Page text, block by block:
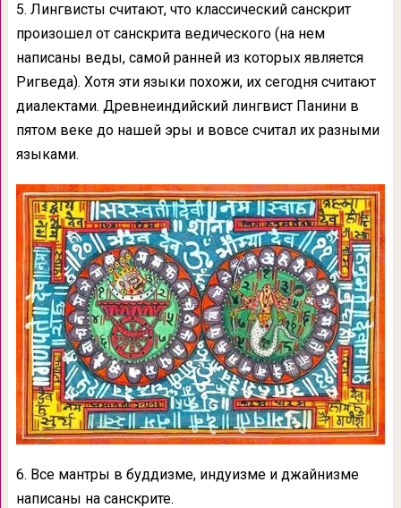
5. Лингвисты считают, что классический санскрит
произошел от санскрита ведического (на нем
написаны веды, самой ранней из которых является
Ригведа). Хотя эти языки похожи, их сегодня cчитают
диалектами. Древнеиндийский лингвист Панини в
пятом веке до нашей эры и вовсе считал их разными
языками.
6. Все мантры в буддизме, индуизме и джайнизме
написаны на санскрите.